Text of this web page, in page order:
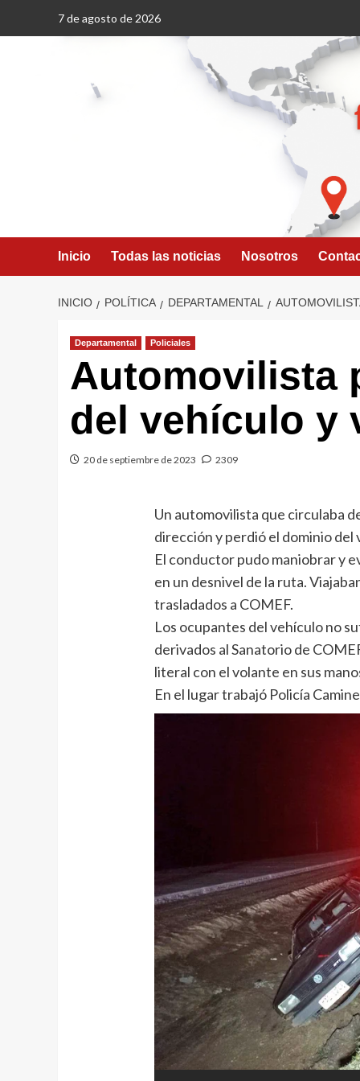
7 de agosto de 2026
Inicio Todas las noticias Nosotros
INICIO POLÍTICA DEPARTAMENTAL
Departamental Policiales
Automovilista
del vehículo y
20 de septiembre de 2023 2309
Un automovilista que circulaba
dirección y perdió el dominio del
El conductor pudo maniobrar y
en un desnivel de la ruta.
trasladados a COMEF.
Los ocupantes del vehículo no
derivados al Sanatorio de
literal con el volante en sus
En el lugar trabajó Policía